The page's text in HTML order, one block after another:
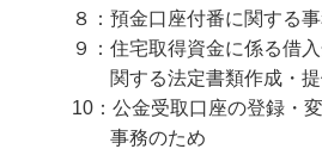
８：預金口座付番に関する
９：住宅取得資金に係る借
関する法定書類作成・
10：公金受取口座の登録・
事務のため